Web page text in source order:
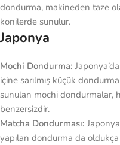
dondurma, makineden taze
konilerde sunulur.
Japonya
Mochi Dondurma:
içine sarılmış küçük
sunulan mochi dondurmalar,
benzersizdir.
Matcha Dondurması:
yapılan dondurma da